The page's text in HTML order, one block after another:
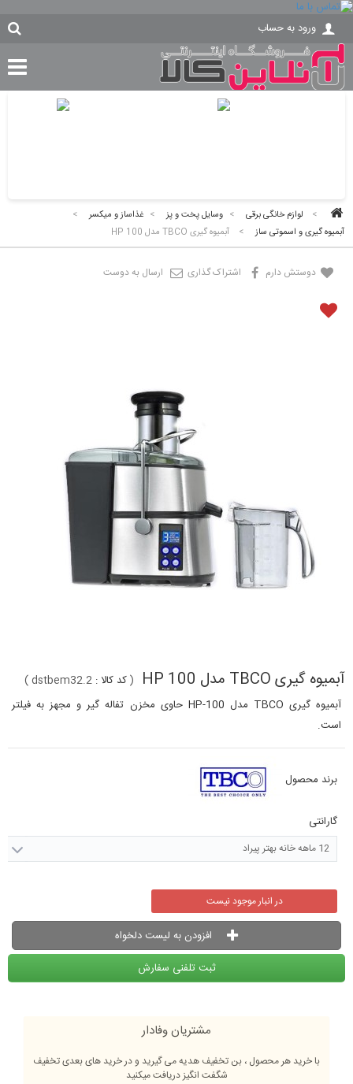
ورود به حساب
> لوازم خانگی برقی > وسایل پخت و پز > غذاساز و میکسر
>
آبمیوه گیری و اسموتی ساز
> آبمیوه گیری TBCO مدل HP 100
دوستش دارم اشتراک گذاری ارسال به دوست
آبمیوه گیری TBCO مدل HP 100 (کد کالا : dstbem32.2
)
آبمیوه گیری TBCO مدل HP-100 حاوی مخزن تفاله گیر و مجهز به فیلتر
است.
برند محصول
گارانتی
12 ماهه خانه بهتر پیراد
در انبار موجود نیست
افزودن به لیست دلخواه
ثبت تلفنی سفارش
مشتریان وفادار
با خرید هر محصول ، بن تخفیف هدیه می گیرید و در خرید های بعدی تخفیف
شگفت انگیز دریافت میکنید